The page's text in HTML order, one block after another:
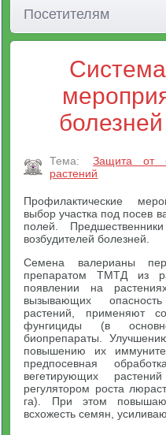
Посетителям
Тема:
Защита от
растений
Профилактические
выбор участка под посев
полей.
возбудителей болезней.
Семена валерианы
препаратом ТМТД из
появлении на
вызывающих
растений, применяют
фунгициды (в
биопрепараты.
повышению их
предпосевная
вегетирующих
регулятором роста
га). При этом
всхожесть семян,